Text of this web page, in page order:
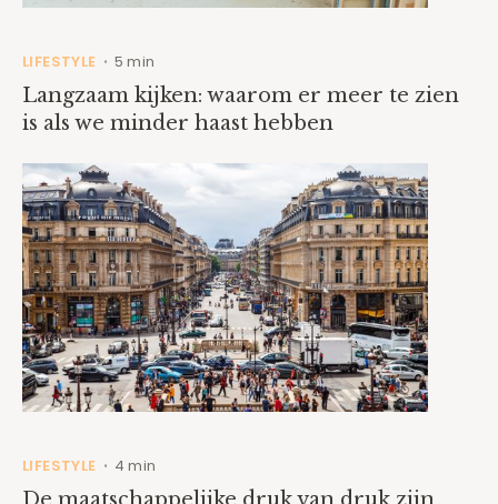
LIFESTYLE • 5 min
Langzaam kijken: waarom er meer te zien
is als we minder haast hebben
LIFESTYLE • 4 min